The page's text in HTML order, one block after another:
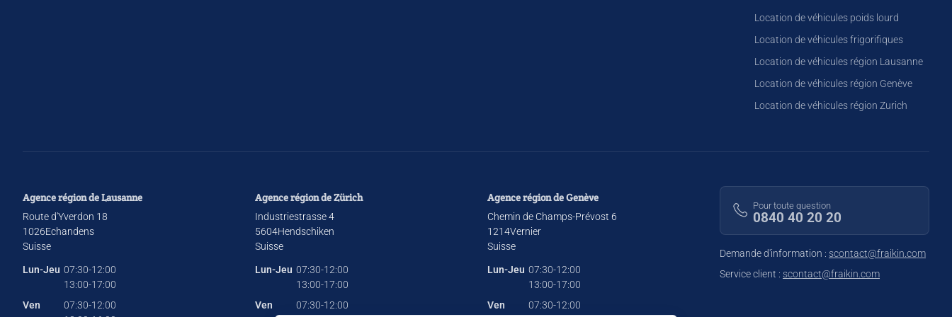
Location de véhicules poids lourd
Location de véhicules frigorifiques
Location de véhicules région Lausanne
Location de véhicules région Genève
Location de véhicules région Zurich
Agence région de Lausanne
Route d'Yverdon 18
1026Echandens
Suisse
Lun-Jeu 07:30-12:00
13:00-17:00
Ven
07:30-12:00
Agence région de Zürich
Industriestrasse 4
5604Hendschiken
Suisse
Lun-Jeu 07:30-12:00
13:00-17:00
Ven
07:30-12:00
Agence région de Genève
Chemin de Champs-Prévost 6
1214Vernier
Suisse
Lun-Jeu 07:30-12:00
13:00-17:00
Ven
07:30-12:00
Pour toute question
0840 40 20 20
Demande d'information : scontact@fraikin.com
Service client : scontact@fraikin.com